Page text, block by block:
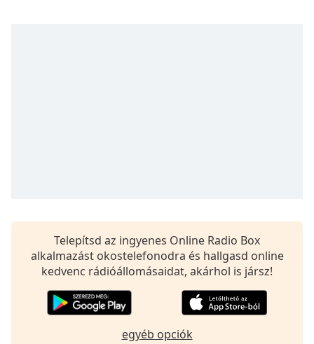
descriptions
off,
selected
Telepítsd az ingyenes Online Radio Box
alkalmazást okostelefonodra és hallgasd online
kedvenc rádióállomásaidat, akárhol is jársz!
egyéb opciók